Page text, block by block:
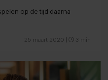
op de tijd daarna
25 maart 2020 3 min